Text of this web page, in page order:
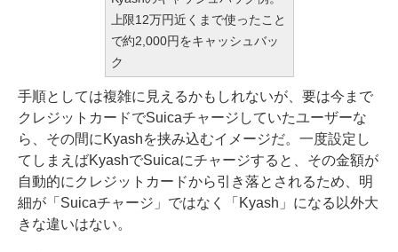
上限12万円近くまで使ったこと
で約2,000円をキャッシュバッ
ク
手順としては複雑に見えるかもしれないが、要は今まで
クレジットカードでSuicaチャージしていたユーザーな
ら、その間にKyashを挟み込むイメージだ。一度設定し
てしまえばKyashでSuicaにチャージすると、その金額が
自動的にクレジットカードから引き落とされるため、明
細が「Suicaチャージ」ではなく「Kyash」になる以外大
きな違いはない。